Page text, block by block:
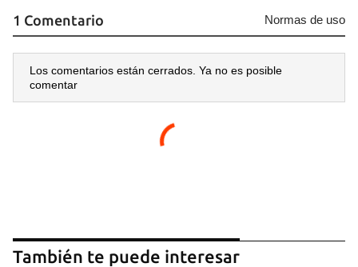
1 Comentario Normas de uso
Los comentarios están cerrados. Ya no es posible
comentar
También te puede interesar